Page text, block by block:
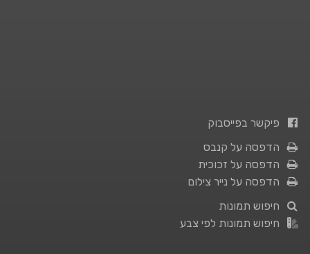
פיקשר בפייסבוק
הדפסה על קנבס
הדפסה על זכוכית
הדפסה על נייר צילום
חיפוש תמונות
חיפוש תמונות לפי צבע